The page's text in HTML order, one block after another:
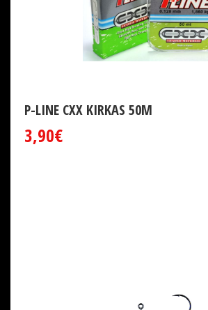
P-LINE CXX KIRKAS 50M
3,90€